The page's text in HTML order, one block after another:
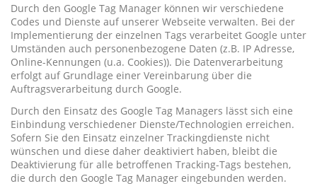
Durch den Google Tag Manager können wir verschiedene
Codes und Dienste auf unserer Webseite verwalten. Bei der
Implementierung der einzelnen Tags verarbeitet Google unter
Umständen auch personenbezogene Daten (z.B. IP Adresse,
Online-Kennungen (u.a. Cookies)). Die Datenverarbeitung
erfolgt auf Grundlage einer Vereinbarung über die
Auftragsverarbeitung durch Google.
Durch den Einsatz des Google Tag Managers lässt sich eine
Einbindung verschiedener Dienste/Technologien erreichen.
Sofern Sie den Einsatz einzelner Trackingdienste nicht
wünschen und diese daher deaktiviert haben, bleibt die
Deaktivierung für alle betroffenen Tracking-Tags bestehen,
die durch den Google Tag Manager eingebunden werden.